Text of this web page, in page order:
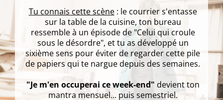
Tu connais cette scène: le courrier s'entasse
sur la table de la cuisine, ton bureau
ressemble à un épisode de "Celui qui croule
sous le désordre", et tu as développé un
sixième sens pour éviter de regarder cette pile
de papiers qui te nargue depuis des semaines.
"Je m'en occuperai ce week-end" devient ton
mantra mensuel... puis semestriel.